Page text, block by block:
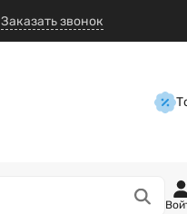
Заказать звонок